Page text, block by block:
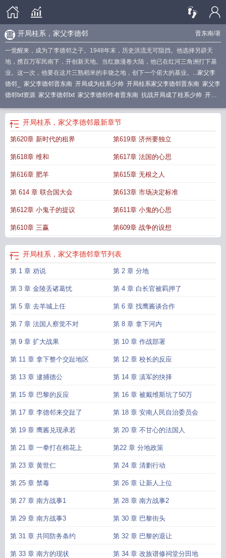
晋东南/著
开局桂系，家父李德邻
一觉醒来，成为了李德邻之子。1948年末，历史洪流无可阻挡。他选择另辟天
地，携百万军民南下，开创新天地。当红旗漫卷大陆，他已在红河三角洲打下基
业。这一次，他要在这片三熟稻米的丰饶之地，创下一个偌大的基业。...家父李
德邻_ 家父李德邻晋东南 开局成为桂系少帅 开局桂系家父李德邻晋东南 家父李
德邻txt资源 家父李德邻txt 家父李德邻作者晋东南 抗战开局成了桂系少帅 开局
开局桂系 家父李德邻类似 家父李德邻
少帅飞卢
邻APP家父李德邻285
开局桂系，家父李德邻最新章节
第620章 新时代的租界 第619章 济州要独立
第618章 维和 第617章 法国的心思
第616章 肥羊 第615章 无根之人
第 614 章 联合国大会 第613章 市场决定标准
第612章 小鬼子的提议 第611章 小鬼的心思
第610章 三赢 第609章 战争的设想
开局桂系，家父李德邻章节列表
第 1 章 劝说 第 2 章 分地
第 3 章 金陵丢诸葛忧 第 4 章 白长官被羁押了
第 5 章 去羊城上任 第 6 章 找鹰酱谈合作
第 7 章 法国人察觉不对 第 8 章 拿下河内
第 9 章 扩大战果 第 10 章 作战部署
第 11 章 拿下整个交趾地区 第 12 章 校长的反应
第 13 章 逮捕德公 第 14 章 滇军的抉择
第 15 章 巴黎的反应 第 16 章 被戴维斯坑了50万
第 17 章 李德邻来交趾了 第 18 章 安南人民自治委员会
第 19 章 鹰酱兑现承若 第 20 章 不甘心的法国人
第 21 章 一拳打在棉花上 第22 章 分地政策
第 23 章 黄世仁 第 24 章 清剿行动
第 25 章 禁毒 第 26 章 让新人上位
第 27 章 南方战事1 第 28 章 南方战事2
第 29 章 南方战事3 第 30 章 巴黎街头
第 31 章 共同防务条约 第 32 章 巴黎的退让
第 33 章 南方的现状 第 34 章 改族谱修祠堂分田地